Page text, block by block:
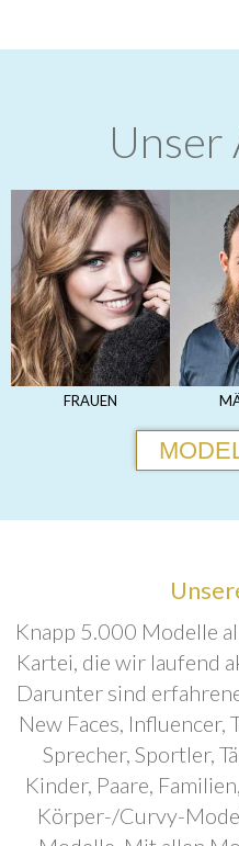
Unser
FRAUEN
Knapp 5.000 Modelle
Kartei, die wir laufend
Darunter sind
New Faces,
Sprecher, Sportler,
Kinder, Paare,
Körper-/Curvy-